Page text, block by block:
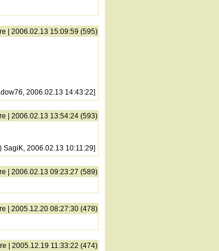
| 2006.02.13 15:09:59 (595)
2006.02.13 14:43:22]
| 2006.02.13 13:54:24 (593)
SagiK, 2006.02.13 10:11:29]
| 2006.02.13 09:23:27 (589)
| 2005.12.20 08:27:30 (478)
| 2005.12.19 11:33:22 (474)